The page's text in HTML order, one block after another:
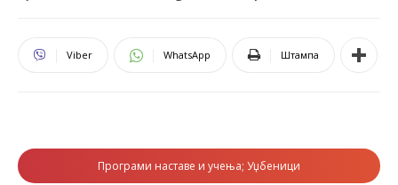
Viber WhatsApp Штампа
Програми наставе и учења; Уџбеници